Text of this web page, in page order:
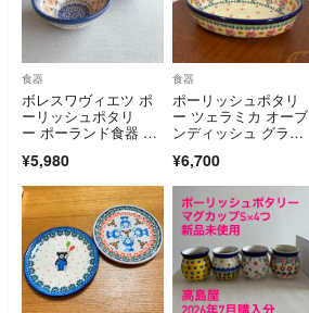
食器
ボレスワヴィエツ ポ
ーリッシュポタリ
ー ポーランド食器 ボ
¥5,980
食器
ポーリッシュポタリ
ー ツェラミカ オーブ
ンディッシュ グラタ
¥6,700